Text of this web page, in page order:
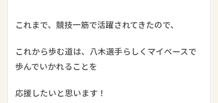
これまで、競技一筋で活躍されてきたので、
これから歩む道は、八木選手らしくマイペースで
歩んでいかれることを
応援したいと思います！